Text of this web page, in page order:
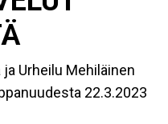
Urheilu Mehiläinen
22.3.2023